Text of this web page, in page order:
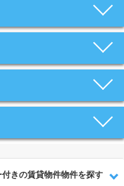
きの賃貸物件物件を探す